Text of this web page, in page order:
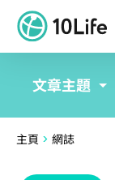
文章主題
主頁 > 網誌